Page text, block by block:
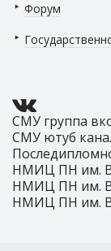
Форум
СМУ группа
СМУ ютуб
НМИЦ ПН им.
НМИЦ ПН им.
НМИЦ ПН им.